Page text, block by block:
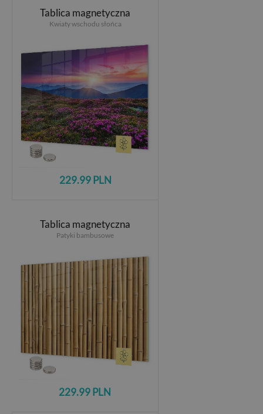
Tablica magnetyczna
Kwiaty wschodu słońca
229.99 PLN
Tablica magnetyczna
Patyki bambusowe
229.99 PLN